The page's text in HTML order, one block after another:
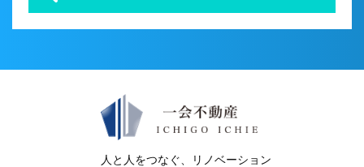
人と人をつなぐ、リノベーション